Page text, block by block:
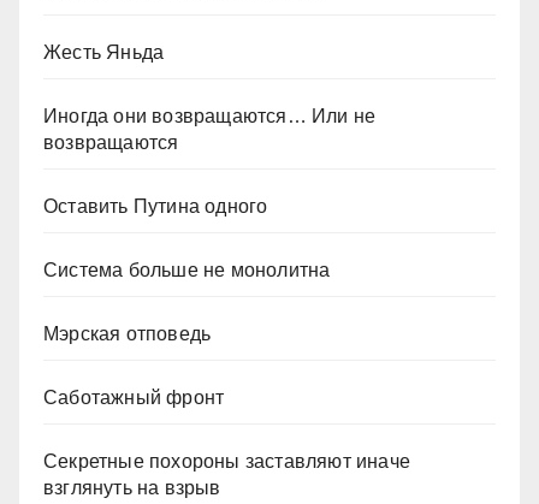
Жесть Яньда
Иногда они возвращаются… Или не
возвращаются
Оставить Путина одного
Система больше не монолитна
Мэрская отповедь
Саботажный фронт
Секретные похороны заставляют иначе
взглянуть на взрыв